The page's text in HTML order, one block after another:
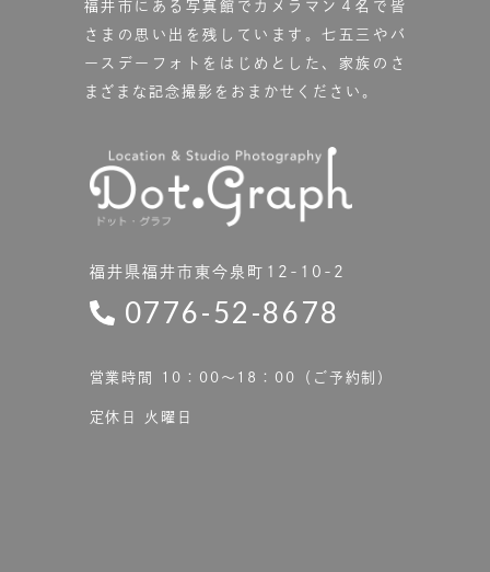
福井市にある写真館で カメラマン４名で皆
さまの思い出を残しています。七五三やバ
ースデーフォトをはじめとした、家族のさ
まざまな記念撮影をおまかせください。
福井県福井市東今泉町12-10-2
0776-52-8678
営業時間 10：00〜18：00（ご予約制）
定休日 火曜日